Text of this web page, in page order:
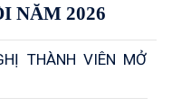
NĂM 2026
THÀNH VIÊN MỞ